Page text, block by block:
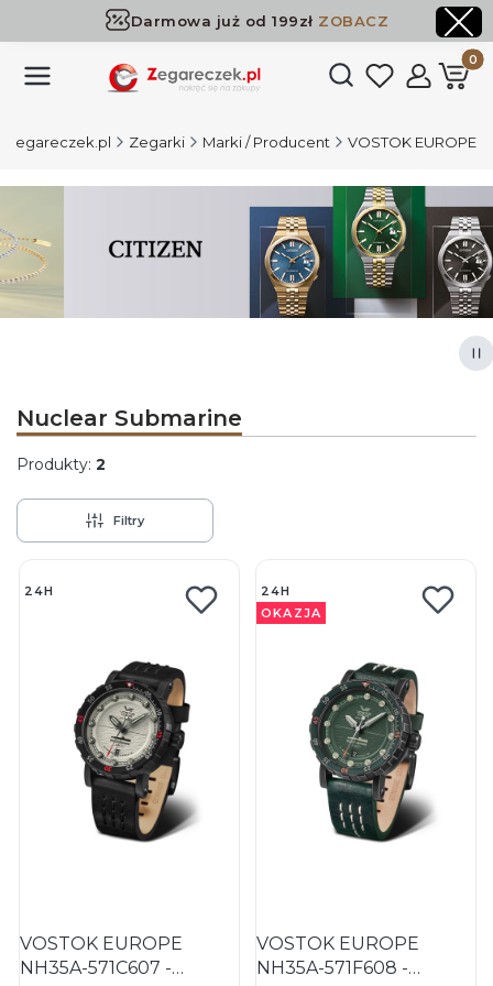
Darmowa już od 199zł ZOBACZ
ZOBACZ
Otwórz
Zegareczek.pl Zegarki Marki / Producent VOSTOK EUROPE
Nuclear Submarine
Produkty: 2
Filtry
24H
VOSTOK EUROPE
NH35A-571C607 -
24H
OKAZJA
VOSTOK EUROPE
NH35A-571F608 -